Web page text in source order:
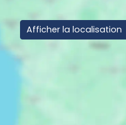
Afficher la localisation